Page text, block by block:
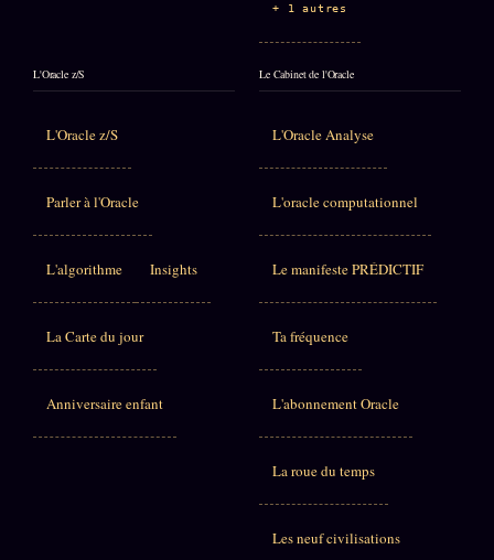
+ 1 autres
L'Oracle z/S
L'Oracle z/S
Parler à l'Oracle
L'algorithme Insights
La Carte du jour
Anniversaire enfant
Le Cabinet de l'Oracle
L'Oracle Analyse
L'oracle computationnel
Le manifeste PRÉDICTIF
Ta fréquence
L'abonnement Oracle
La roue du temps
Les neuf civilisations